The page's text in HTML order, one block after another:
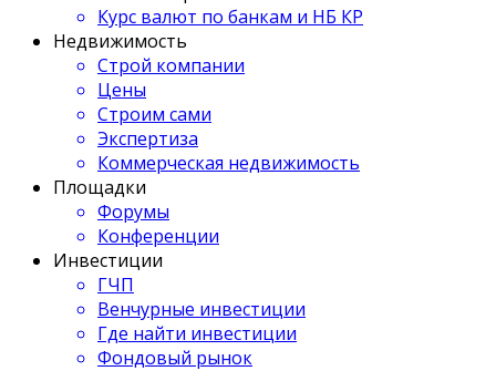
Курс валют по банкам и НБ КР
Недвижимость
Строй компании
Цены
Строим сами
Экспертиза
Коммерческая недвижимость
Площадки
Форумы
Конференции
Инвестиции
ГЧП
Венчурные инвестиции
Где найти инвестиции
Фондовый рынок